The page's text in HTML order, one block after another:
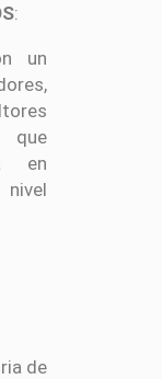
:
un
que
en
de